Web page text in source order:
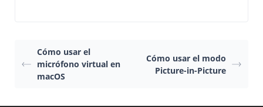
Cómo usar el
micrófono virtual en
macOS
Cómo usar el modo
Picture-in-Picture